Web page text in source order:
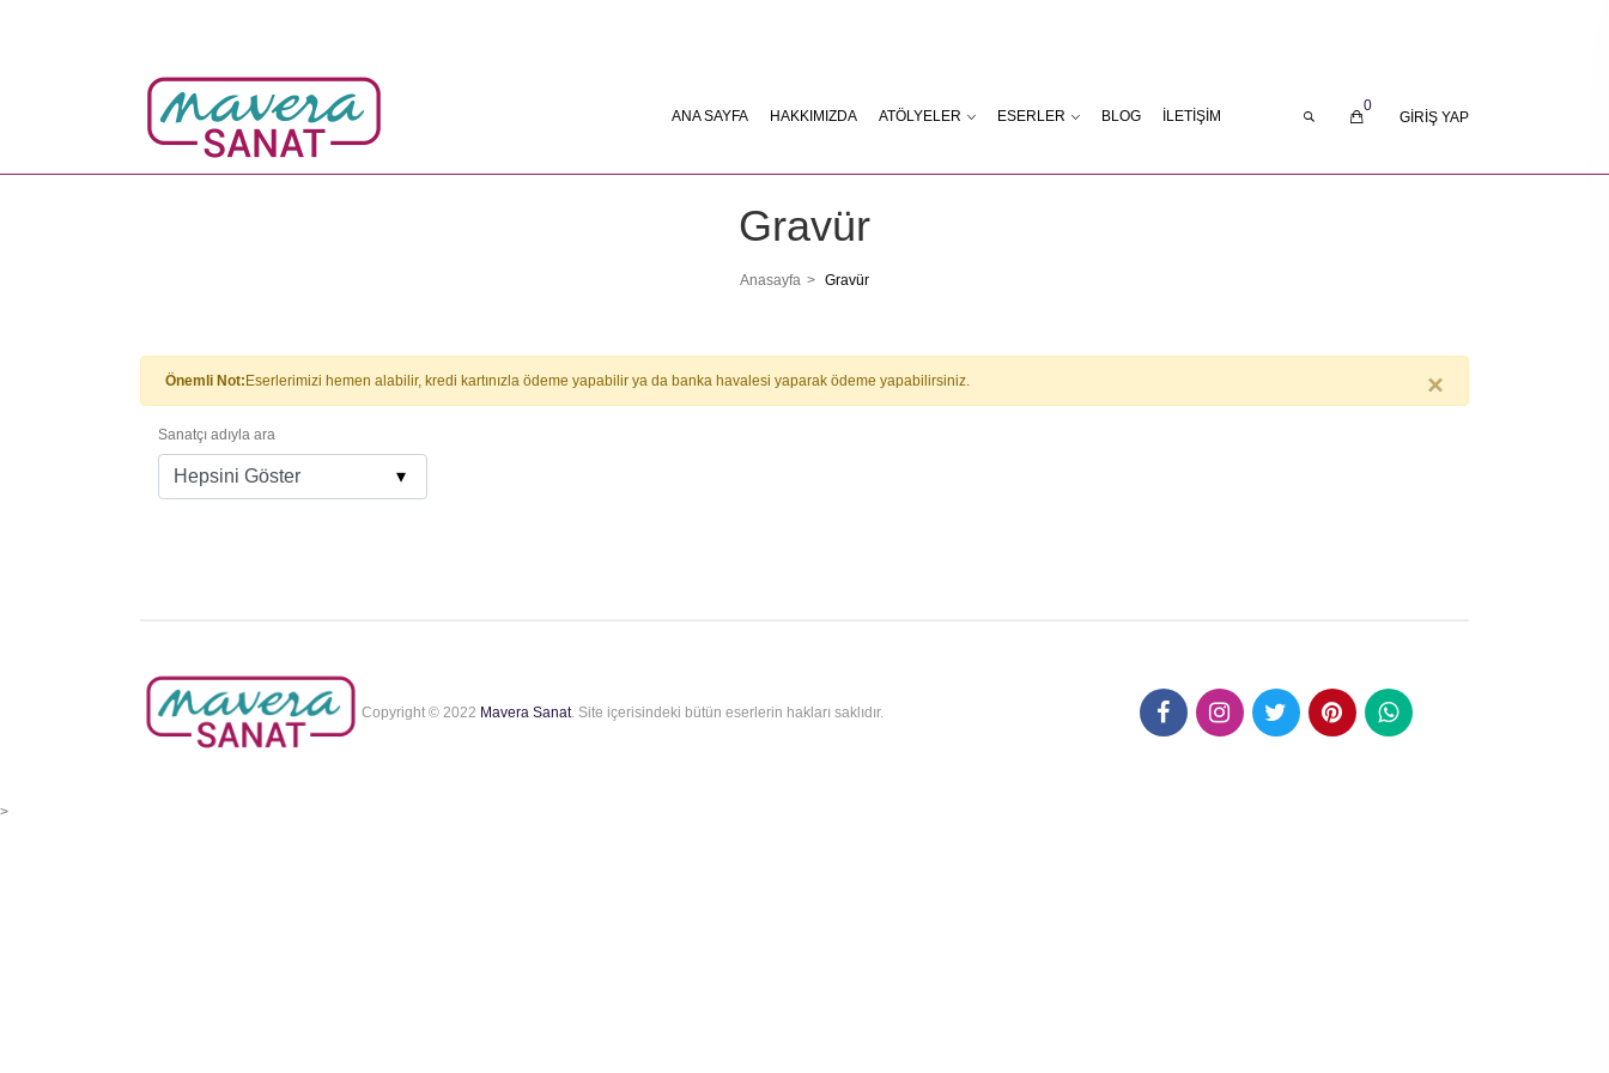
ANA SAYFA HAKKIMIZDA ATÖLYELER ESERLER BLOG İLETIŞIM
0
GIRIŞ YAP
Gravür
Anasayfa Gravür
Önemli Not: Eserlerimizi hemen alabilir, kredi kartınızla ödeme yapabilir ya da banka havalesi yaparak ödeme yapabilirsiniz. ×
Sanatçı adıyla ara
Copyright © 2022 Mavera Sanat. Site içerisindeki bütün eserlerin hakları saklıdır.
>